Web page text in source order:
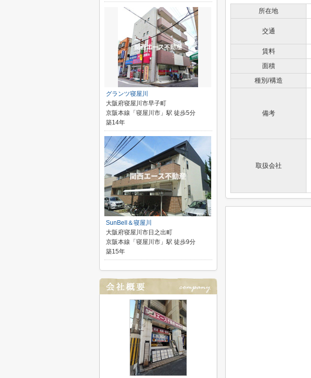
所在地
交通
賃料
面積
種別/構造
備考
取扱会社
グランツ寝屋川
大阪府寝屋川市早子町
京阪本線「寝屋川市」駅 徒歩5分
築14年
SunBell＆寝屋川
大阪府寝屋川市日之出町
京阪本線「寝屋川市」駅 徒歩9分
築15年